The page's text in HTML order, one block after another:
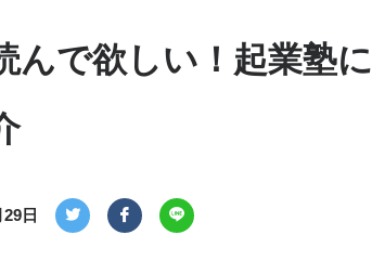
んで欲しい！起業塾に
日